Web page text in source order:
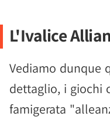
L'Ivalice
Vediamo dunque
dettaglio, i giochi
famigerata